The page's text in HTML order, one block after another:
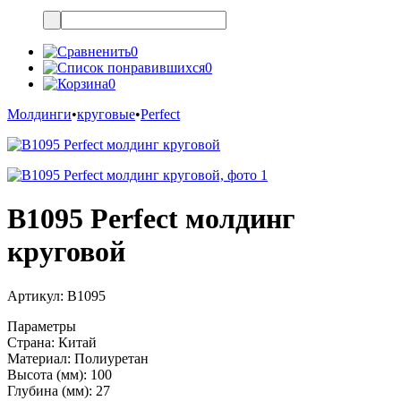
0
0
0
Молдинги•круговые•Perfect
B1095 Perfect молдинг
круговой
Артикул: B1095
Параметры
Страна: Китай
Материал: Полиуретан
Высота (мм): 100
Глубина (мм): 27